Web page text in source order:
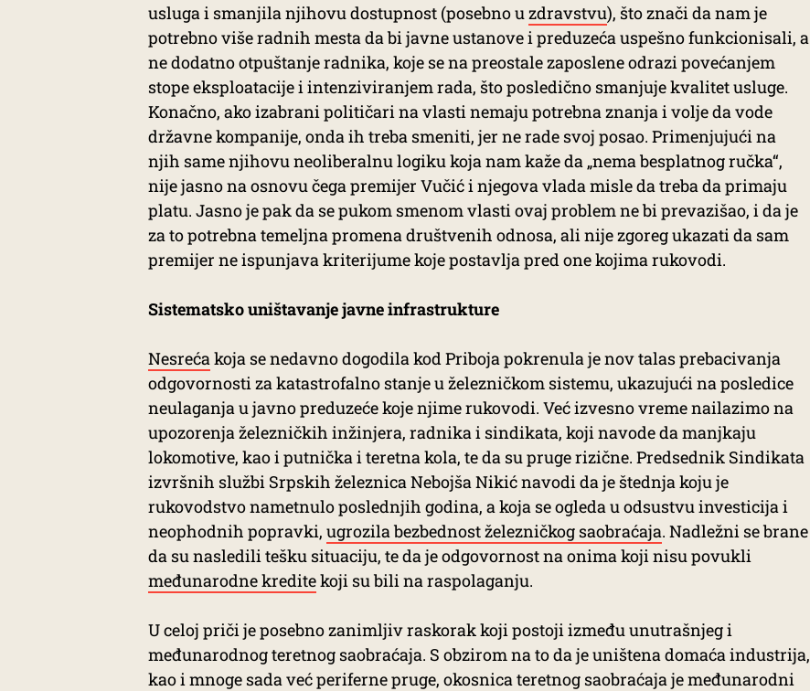
usluga i smanjila njihovu dostupnost (posebno uzdravstvu), što znači da nam je
potrebno više radnih mesta da bi javne ustanove i preduzeća uspešno funkcionisali, a
ne dodatno otpuštanje radnika, koje se na preostale zaposlene odrazi povećanjem
stope eksploatacije i intenziviranjem rada, što posledično smanjuje kvalitet usluge.
Konačno, ako izabrani političari na vlasti nemaju potrebna znanja i volje da vode
državne kompanije, onda ih treba smeniti, jer ne rade svoj posao. Primenjujući na
njih same njihovu neoliberalnu logiku koja nam kaže da „nema besplatnog ručka“,
nije jasno na osnovu čega premijer Vučić i njegova vlada misle da treba da primaju
platu. Jasno je pak da se pukom smenom vlasti ovaj problem ne bi prevazišao, i da je
za to potrebna temeljna promena društvenih odnosa, ali nije zgoreg ukazati da sam
premijer ne ispunjava kriterijume koje postavlja pred one kojima rukovodi.
Sistematsko uništavanje javne infrastrukture
Nesrećakoja se nedavno dogodila kod Priboja pokrenula je nov talas prebacivanja
odgovornosti za katastrofalno stanje u železničkom sistemu, ukazujući na posledice
neulaganja u javno preduzeće koje njime rukovodi. Već izvesno vreme nailazimo na
upozorenja železničkih inžinjera, radnika i sindikata, koji navode da manjkaju
lokomotive, kao i putnička i teretna kola, te da su pruge rizične. Predsednik Sindikata
izvršnih službi Srpskih železnica Nebojša Nikić navodi da je štednja koju je
rukovodstvo nametnulo poslednjih godina, a koja se ogleda u odsustvu investicija i
neophodnih popravki, ugrozila bezbednost železničkog saobraćaja. Nadležni se brane
da su nasledili tešku situaciju, te da je odgovornost na onima koji nisu povukli
međunarodne kreditekoji su bili na raspolaganju.
U celoj priči je posebno zanimljiv raskorak koji postoji između unutrašnjeg i
međunarodnog teretnog saobraćaja. S obzirom na to da je uništena domaća industrija,
kao i mnoge sada već periferne pruge, okosnica teretnog saobraćaja je međunarodni